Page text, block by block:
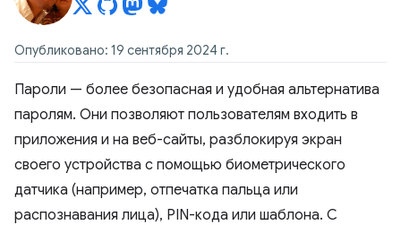
Опубликовано: 19 сентября 2024 г.
Пароли — более безопасная и удобная альтернатива
паролям. Они позволяют пользователям входить в
приложения и на веб-сайты, разблокируя экран
своего устройства с помощью биометрического
датчика (например, отпечатка пальца или
распознавания лица), PIN-кода или шаблона. С